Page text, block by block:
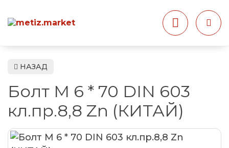
НАЗАД
Болт М 6 * 70 DIN 603
кл.пр.8,8 Zn (КИТАЙ)